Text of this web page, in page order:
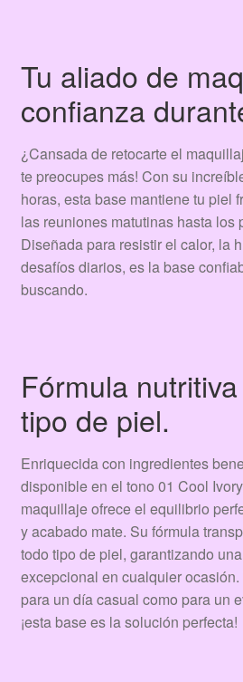
Tu aliado de
confianza
¿Cansada de retocarte el
te preocupes más! Con su
horas, esta base mantiene tu piel
las reuniones matutinas hasta los
Diseñada para resistir el calor, la
desafíos diarios, es la base
buscando.
Fórmula
tipo de piel.
Enriquecida con ingredientes
disponible en el tono 01 Cool
maquillaje ofrece el equilibrio
y acabado mate. Su fórmula
todo tipo de piel, garantizando
excepcional en cualquier ocasión.
para un día casual como para un
¡esta base es la solución perfecta!